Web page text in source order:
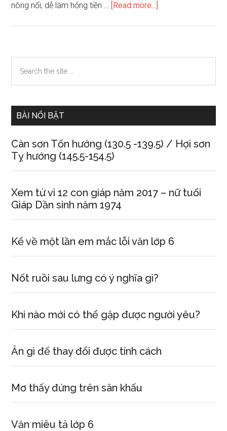
nông nổi, dễ làm hỏng tiền … [Read more...]
nói
điều
Primary
Sidebar
the
BÀI NỔI BẬT
Càn sơn Tốn hướng (130.5 -139.5) / Hợi sơn
Tỵ hướng (145.5-154.5)
Xem tử vi 12 con giáp năm 2017 – nữ tuổi
Giáp Dần sinh năm 1974
Kể về một lần em mắc lỗi văn lớp 6
Nốt ruồi sau lưng có ý nghĩa gì?
Khi nào mới có thể gặp được người yêu?
Ăn gì để thay đổi được tính cách
Mơ thấy đứng trên sân khấu
Văn miêu tả lớp 6